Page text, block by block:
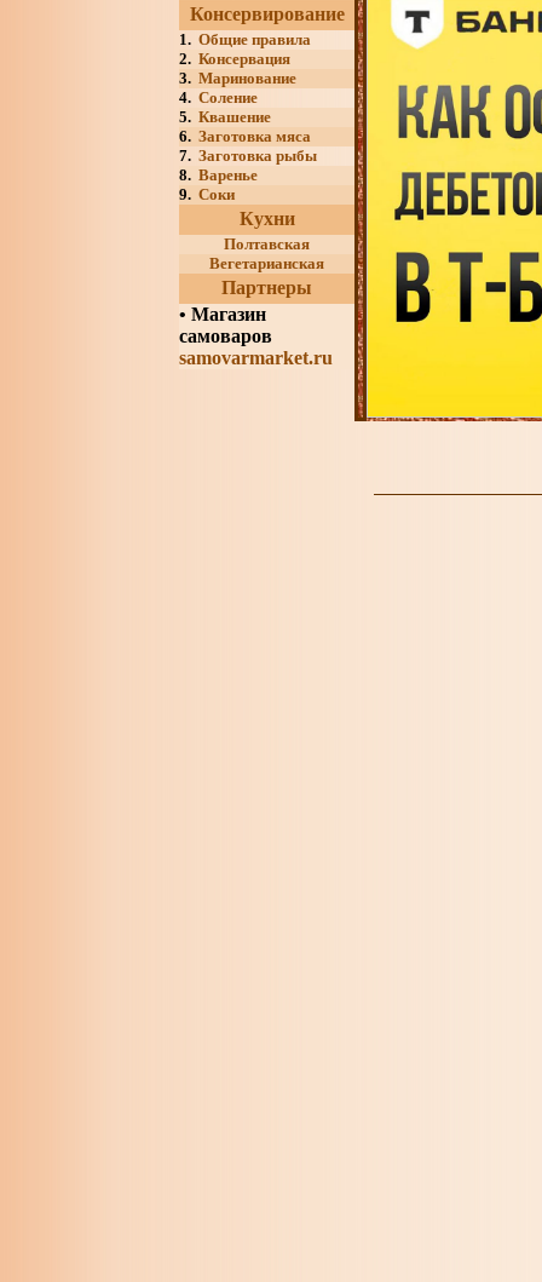
Консервирование
1. Общие правила
2. Консервация
3. Маринование
4. Соление
5. Квашение
6. Заготовка мяса
7. Заготовка рыбы
8. Варенье
9. Соки
Кухни
Полтавская
Вегетарианская
Партнеры
• Магазин
самоваров
samovarmarket.ru